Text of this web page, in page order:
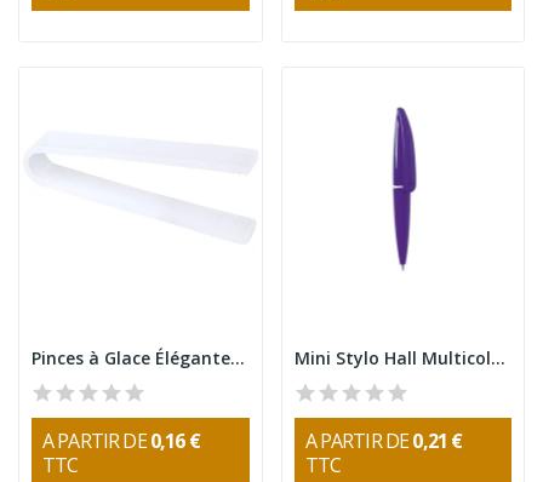
Pinces à Glace Élégantes Kubits
A PARTIR DE0,16 €
TTC
Mini Stylo Hall Multicolore
A PARTIR DE0,21 €
TTC